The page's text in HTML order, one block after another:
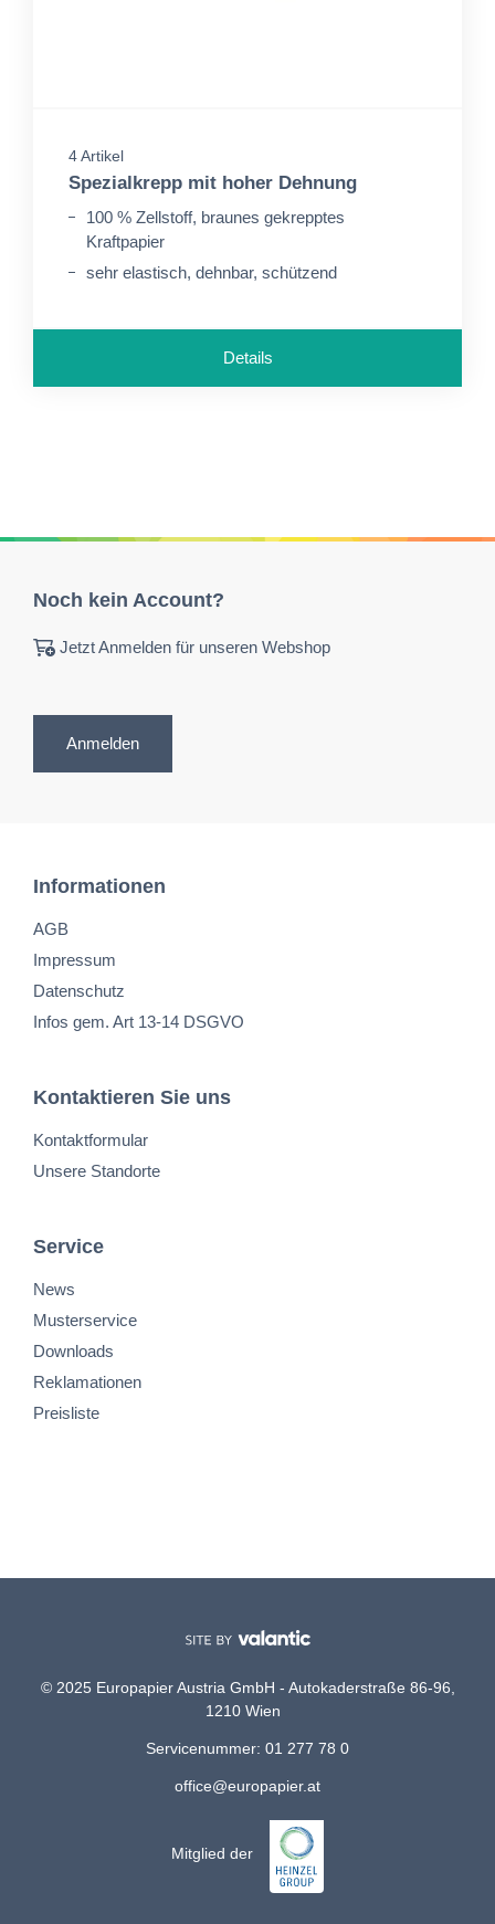
4 Artikel
Spezialkrepp mit hoher Dehnung
100 % Zellstoff, braunes gekrepptes
Kraftpapier
sehr elastisch, dehnbar, schützend
Details
Noch kein Account?
Jetzt Anmelden für unseren Webshop
Anmelden
Informationen
AGB
Impressum
Datenschutz
Infos gem. Art 13-14 DSGVO
Kontaktieren Sie uns
Kontaktformular
Unsere Standorte
Service
News
Musterservice
Downloads
Reklamationen
Preisliste
© 2025 Europapier Austria GmbH - Autokaderstraße 86-96,
1210 Wien
Servicenummer: 01 277 78 0
office@europapier.at
Mitglied der